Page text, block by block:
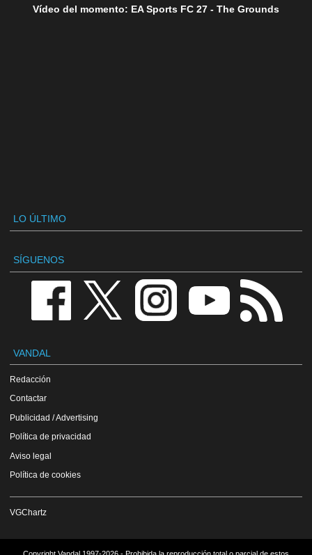
Vídeo del momento: EA Sports FC 27 - The Grounds
LO ÚLTIMO
SÍGUENOS
VANDAL
Redacción
Contactar
Publicidad / Advertising
Política de privacidad
Aviso legal
Política de cookies
VGChartz